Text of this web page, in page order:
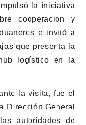
la iniciativa
cooperación y
e invitó a
que presenta la
logístico en la
la visita, fue el
Dirección General
autoridades de